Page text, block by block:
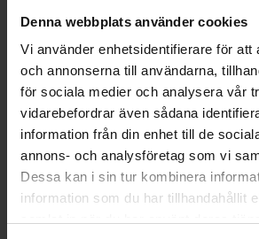
Denna webbplats använder cookies
Vi använder enhetsidentifierare för att
och annonserna till användarna,
för sociala medier och analysera vår
vidarebefordrar även sådana
information från din enhet till de
annons- och analysföretag som vi
Dessa kan i sin tur kombinera
information som du har tillhandahållit
Boost-funktion (Ja/Nej):
Kompatibel med stadsgas (Ja/Nej):
Wi-Fi anslutning (Ja/Nej):
Teknisk data
Antal zoner (st):
Populära produkter i